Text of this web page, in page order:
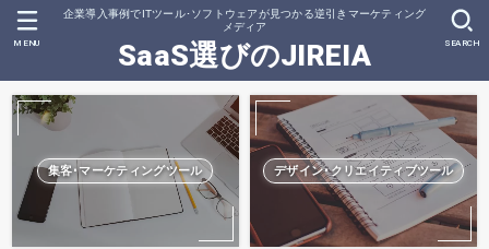
企業導入事例でITツール･ソフトウェアが見つかる逆引きマーケティング
メディア
SaaS選びのJIREIA SEARCH
MENU
集客･マーケティングツール デザイン･クリエイティブツール